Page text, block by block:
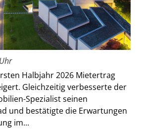
Halbjahr 2026 Mietertrag
Gleichzeitig verbesserte der
Spezialist seinen
und bestätigte die Erwartungen
im...